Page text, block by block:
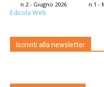
n.2 - Giugno 2026 n.1 -
Edicola Web
Iscriviti alla newsletter